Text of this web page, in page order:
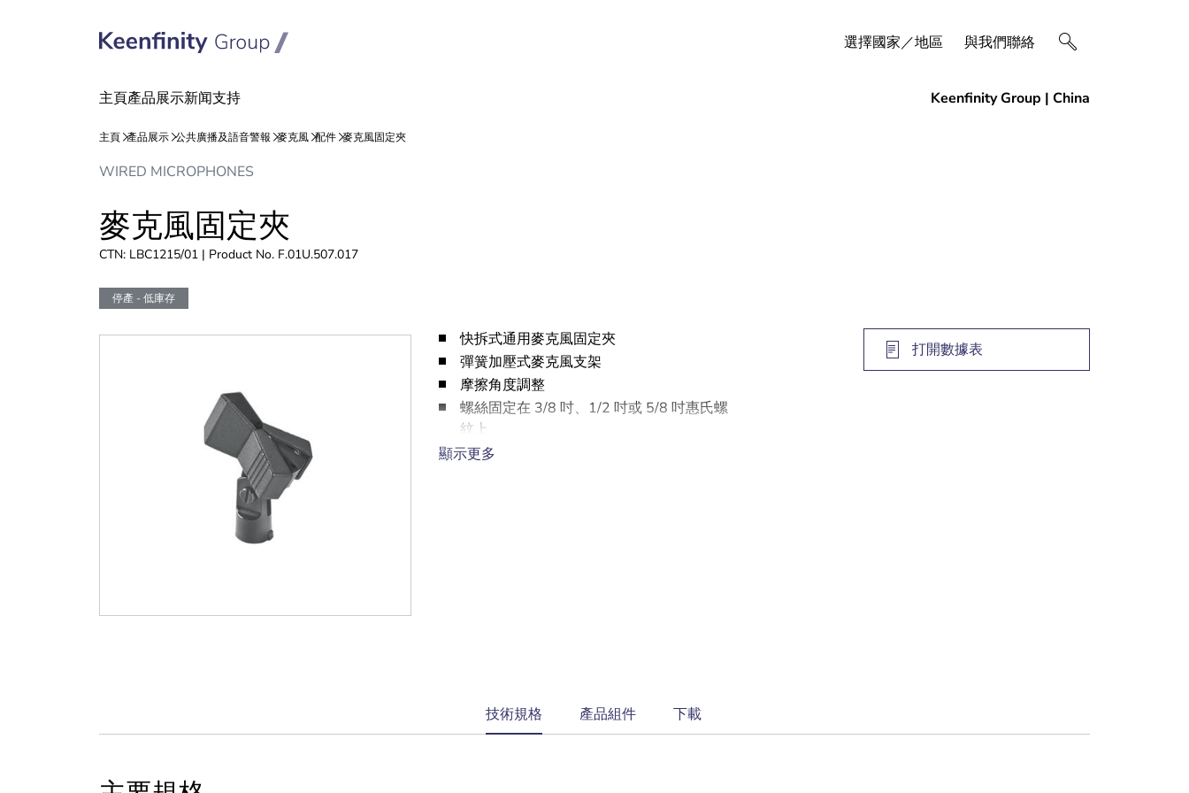
選擇國家／地區 與我們聯絡
WIRED MICROPHONES
麥克風固定夾
CTN: LBC1215/01 | Product No. F.01U.507.017
停產 - 低庫存
快拆式通用麥克風固定夾
彈簧加壓式麥克風支架
摩擦角度調整
螺絲固定在 3/8 吋、1/2 吋或 5/8 吋惠氏螺
紋上
可支撐直徑 19 到 32 公釐的麥克風柄
顯示更多
打開數據表
current
tab:
技術規格 產品組件 下載